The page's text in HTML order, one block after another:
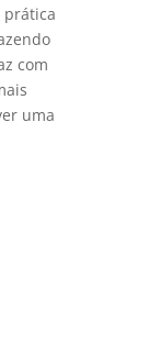
prática
com
uma